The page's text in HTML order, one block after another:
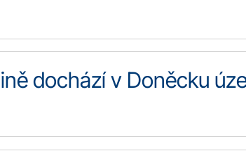
dochází v Doněcku